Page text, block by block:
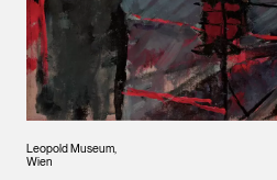
Leopold Museum,
Wien